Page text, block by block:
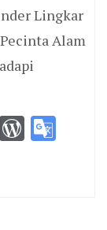
Lingkar
Alam
Message